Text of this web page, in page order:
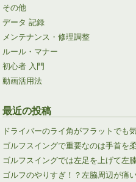
その他
データ 記録
メンテナンス・修理調整
ルール・マナー
初心者 入門
動画活用法
最近の投稿
ドライバーのライ角がフラットでも
ゴルフスイングで重要なのは手首を
ゴルフスイングでは左足を上げて左
ゴルフのやりすぎ！？左脇周辺が痛